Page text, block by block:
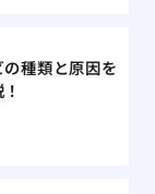
種類と原因を